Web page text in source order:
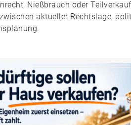
Nießbrauch oder
aktueller Rechtslage,